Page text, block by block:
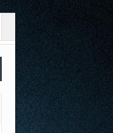
Envolez-vous avec Air